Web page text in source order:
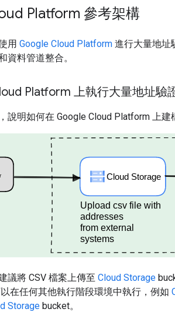
Platform 參考架構
用 Google Cloud Platform 進行大量地址
資料管道整合。
Platform 上執行大量地址驗
說明如何在 Google Cloud Platform 上
議將 CSV 檔案上傳至 Cloud Storage
以在任何其他執行階段環境中執行，例如
Storage bucket。